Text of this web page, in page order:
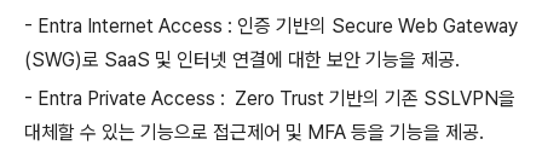
- Entra Internet Access : 인증 기반의 Secure Web Gateway
(SWG)로 SaaS 및 인터넷 연결에 대한 보안 기능을 제공.
- Entra Private Access : Zero Trust 기반의 기존 SSLVPN을
대체할 수 있는 기능으로 접근제어 및 MFA 등을 기능을 제공.